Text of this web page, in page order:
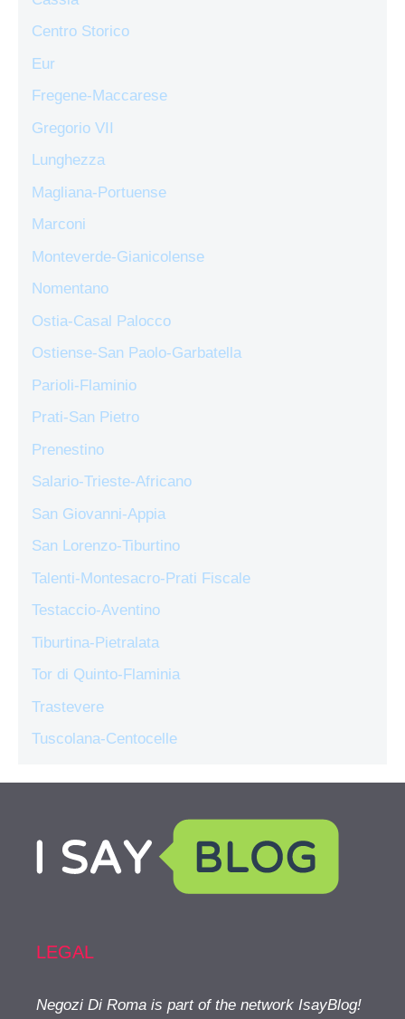
Centro Storico
Eur
Fregene-Maccarese
Gregorio VII
Lunghezza
Magliana-Portuense
Marconi
Monteverde-Gianicolense
Nomentano
Ostia-Casal Palocco
Ostiense-San Paolo-Garbatella
Parioli-Flaminio
Prati-San Pietro
Prenestino
Salario-Trieste-Africano
San Giovanni-Appia
San Lorenzo-Tiburtino
Talenti-Montesacro-Prati Fiscale
Testaccio-Aventino
Tiburtina-Pietralata
Tor di Quinto-Flaminia
Trastevere
Tuscolana-Centocelle
LEGAL
Negozi Di Roma is part of the network IsayBlog!